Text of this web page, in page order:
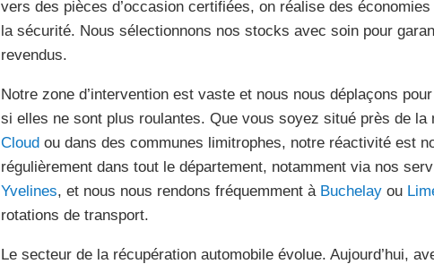
vers des pièces d’occasion certifiées, on réalise des
la sécurité. Nous sélectionnons nos stocks avec soin pour
revendus.
Notre zone d’intervention est vaste et nous nous déplaçons
si elles ne sont plus roulantes. Que vous soyez situé près de la
Cloudou dans des communes limitrophes, notre réactivité est
régulièrement dans tout le département, notamment via nos
Yvelines, et nous nous rendons fréquemment à Buchelayou
rotations de transport.
Le secteur de la récupération automobile évolue. Aujourd’hui,